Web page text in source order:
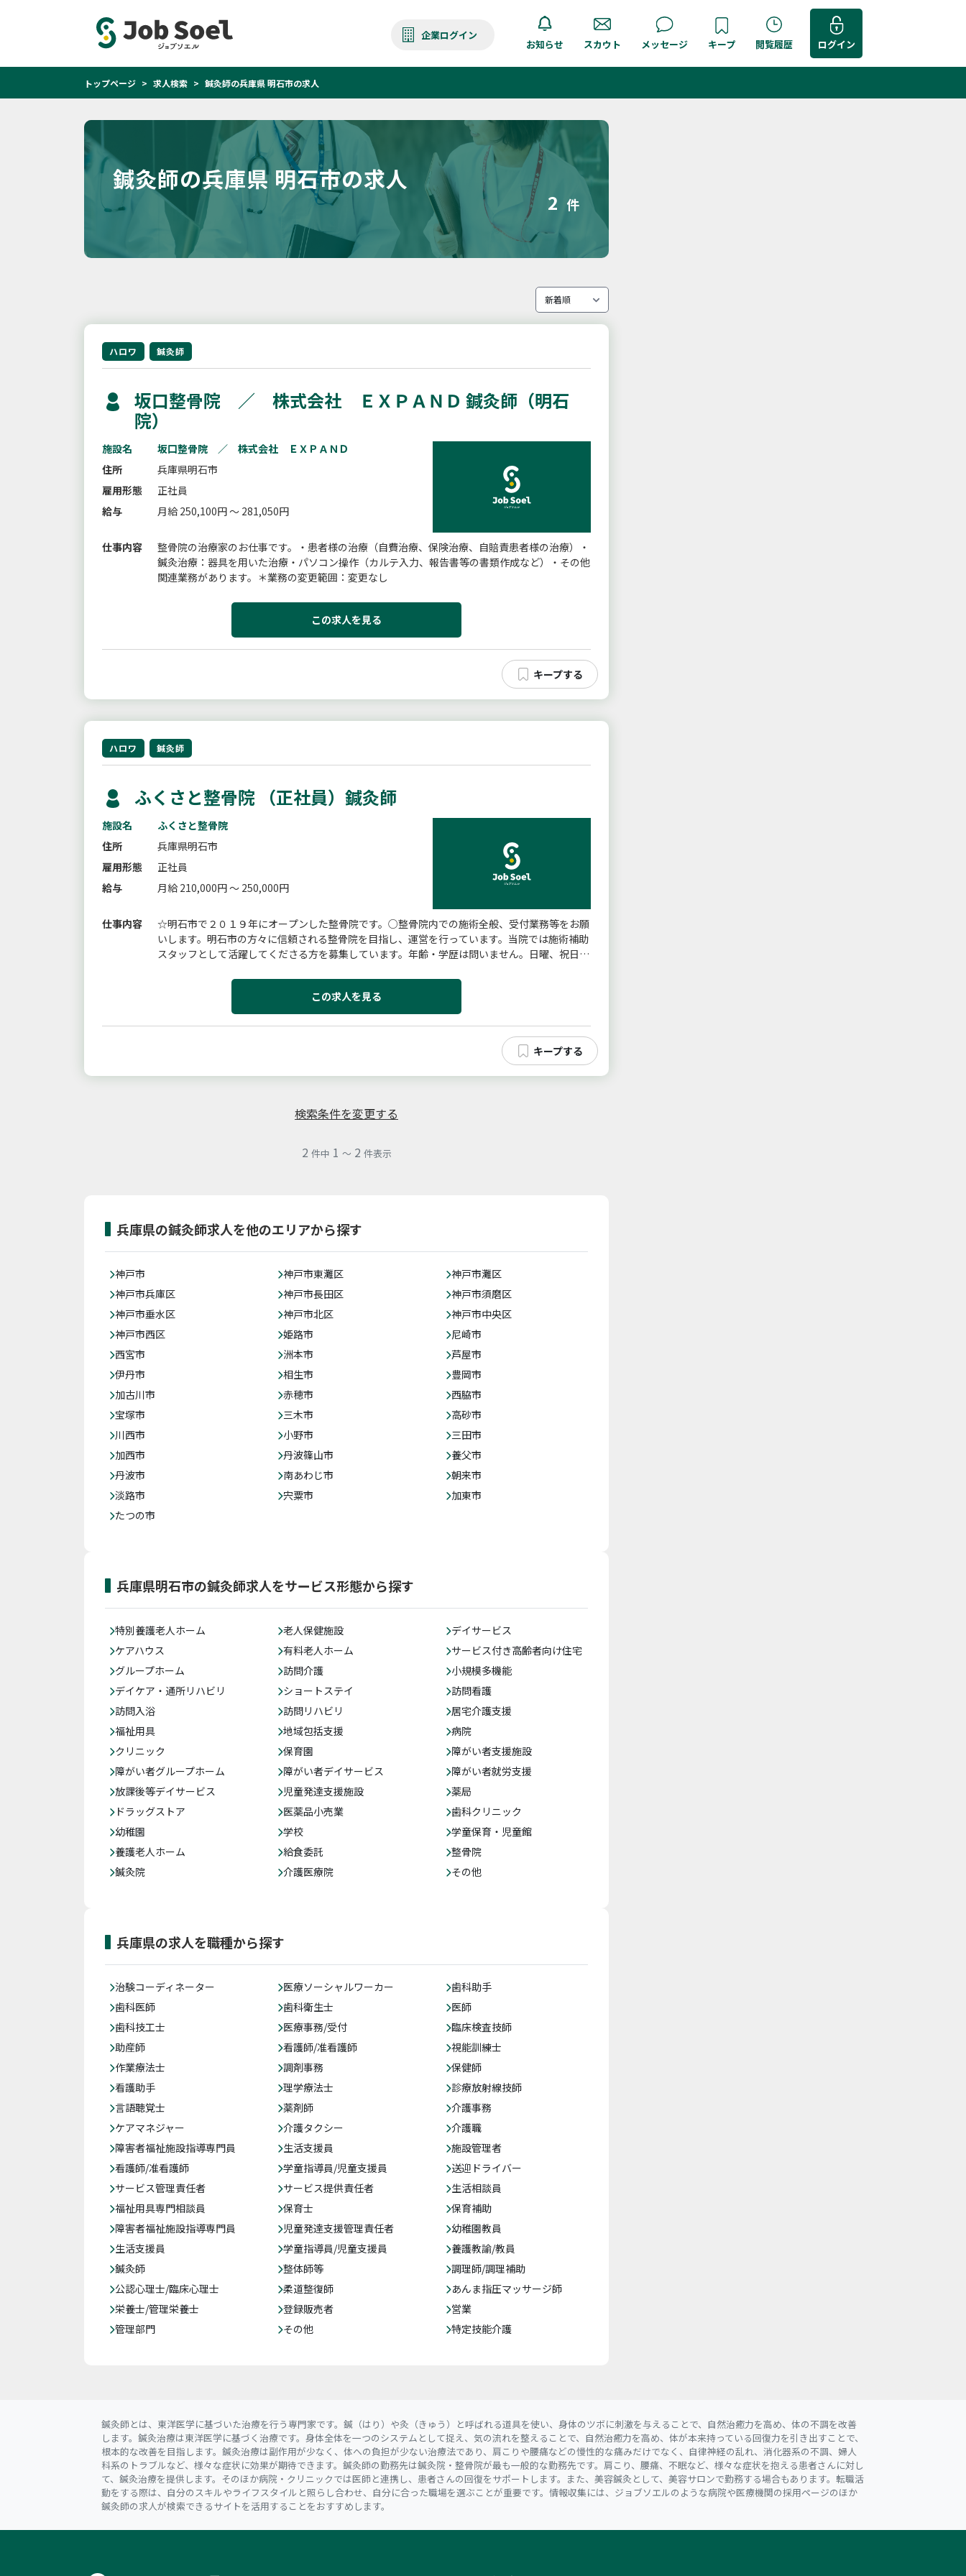
企業ログイン
お知らせ スカウト メッセージ キープ 閲覧履歴 ログイン
トップページ 求人検索 鍼灸師の兵庫県 明石市の求人
鍼灸師の兵庫県 明石市の求人
2 件
ハロワ 鍼灸師
坂口整骨院 ／ 株式会社 ＥＸＰＡＮＤ 鍼灸師（明石
院）
施設名
坂口整骨院 ／ 株式会社 ＥＸＰＡＮＤ
住所
兵庫県明石市
雇用形態
正社員
給与
月給 250,100円 ～ 281,050円
仕事内容
整骨院の治療家のお仕事です。・患者様の治療（自費治療、保険治療、自賠責患者様の治療）・
鍼灸治療：器具を用いた治療・パソコン操作（カルテ入力、報告書等の書類作成など）・その他
関連業務があります。＊業務の変更範囲：変更なし
この求人を見る
ハロワ 鍼灸師
ふくさと整骨院 （正社員）鍼灸師
施設名
ふくさと整骨院
住所
兵庫県明石市
雇用形態
正社員
給与
月給 210,000円 ～ 250,000円
仕事内容
☆明石市で２０１９年にオープンした整骨院です。○整骨院内での施術全般、受付業務等をお願
いします。明石市の方々に信頼される整骨院を目指し、運営を行っています。当院では施術補助
スタッフとして活躍してくださる方を募集しています。年齢・学歴は問いません。日曜、祝日は
この求人を見る
検索条件を変更する
2 件中 1 ～ 2 件表示
兵庫県の鍼灸師求人を他のエリアから探す
神戸市 神戸市東灘区
神戸市灘区
神戸市兵庫区
神戸市長田区
神戸市須磨区
神戸市垂水区
神戸市北区
神戸市中央区
神戸市西区
姫路市
尼崎市
西宮市
洲本市
芦屋市
伊丹市
相生市
豊岡市
加古川市
赤穂市
西脇市
宝塚市
三木市
高砂市
川西市
小野市
三田市
加西市
丹波篠山市
養父市
丹波市
南あわじ市
朝来市
淡路市
宍粟市
加東市
たつの市
兵庫県明石市の鍼灸師求人をサービス形態から探す
特別養護老人ホーム 老人保健施設
デイサービス
ケアハウス
有料老人ホーム
サービス付き高齢者向け住宅
グループホーム
訪問介護
小規模多機能
デイケア・通所リハビリ
ショートステイ
訪問看護
訪問入浴
訪問リハビリ
居宅介護支援
福祉用具
地域包括支援
病院
クリニック
保育園
障がい者支援施設
障がい者グループホーム
障がい者デイサービス
障がい者就労支援
放課後等デイサービス
児童発達支援施設
薬局
ドラッグストア
医薬品小売業
歯科クリニック
幼稚園
学校
学童保育・児童館
養護老人ホーム
給食委託
整骨院
鍼灸院
介護医療院 その他
兵庫県の求人を職種から探す
治験コーディネーター 医療ソーシャルワーカー
歯科助手
歯科医師
歯科衛生士
医師
歯科技工士
医療事務/受付
臨床検査技師
助産師
看護師/准看護師
視能訓練士
作業療法士
調剤事務
保健師
看護助手
理学療法士
診療放射線技師
言語聴覚士
薬剤師
介護事務
ケアマネジャー
介護タクシー
介護職
障害者福祉施設指導専門員
生活支援員
施設管理者
看護師/准看護師
学童指導員/児童支援員
送迎ドライバー
サービス管理責任者
サービス提供責任者
生活相談員
福祉用具専門相談員
保育士
保育補助
障害者福祉施設指導専門員
児童発達支援管理責任者
幼稚園教員
生活支援員
学童指導員/児童支援員
養護教諭/教員
鍼灸師
整体師等
調理師/調理補助
公認心理士/臨床心理士
柔道整復師
あんま指圧マッサージ師
栄養士/管理栄養士
登録販売者
営業
管理部門
その他 特定技能介護
鍼灸師とは、東洋医学に基づいた治療を行う専門家です。鍼（はり）や灸（きゅう）と呼ばれる道具を使い、身体のツボに刺激を与えることで、自然治癒力を高め、体の不調を改善
します。鍼灸治療は東洋医学に基づく治療です。身体全体を一つのシステムとして捉え、気の流れを整えることで、自然治癒力を高め、体が本来持っている回復力を引き出すことで、
根本的な改善を目指します。鍼灸治療は副作用が少なく、体への負担が少ない治療法であり、肩こりや腰痛などの慢性的な痛みだけでなく、自律神経の乱れ、消化器系の不調、婦人
科系のトラブルなど、様々な症状に効果が期待できます。鍼灸師の勤務先は鍼灸院・整骨院が最も一般的な勤務先です。肩こり、腰痛、不眠など、様々な症状を抱える患者さんに対し
て、鍼灸治療を提供します。そのほか病院・クリニックでは医師と連携し、患者さんの回復をサポートします。また、美容鍼灸として、美容サロンで勤務する場合もあります。転職活
動をする際は、自分のスキルやライフスタイルと照らし合わせ、自分に合った職場を選ぶことが重要です。情報収集には、ジョブソエルのような病院や医療機関の採用ページのほか
鍼灸師の求人が検索できるサイトを活用することをおすすめします。